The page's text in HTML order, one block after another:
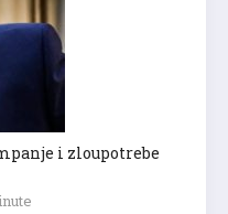
i zloupotrebe